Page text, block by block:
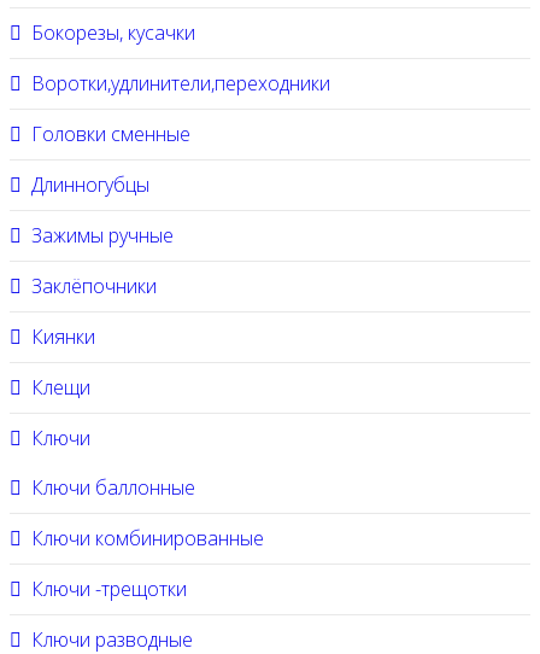
Бокорезы, кусачки
Воротки,удлинители,переходники
Головки сменные
Длинногубцы
Зажимы ручные
Заклёпочники
Киянки
Клещи
Ключи
Ключи баллонные
Ключи комбинированные
Ключи -трещотки
Ключи разводные